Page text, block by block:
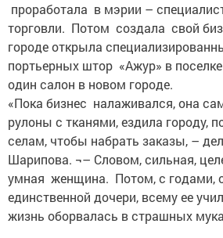
проработала в мэрии –
торговли. Потом создала свой
городе открыла
портьерных штор «Ажур» в
один салон в новом городе.
«Пока бизнес налаживался, она
рулоны с тканями, ездила городу,
селам, чтобы набрать заказы, –
Шарипова. ¬– Словом, сильная,
умная женщина. Потом, с годами,
единственной дочери, всему ее
жизнь оборвалась в страшных